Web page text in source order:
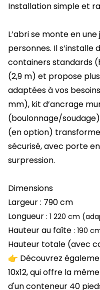
Installation simple et
L’abri se monte en
personnes. Il
containers standards
(2,9 m) et propose
adaptées à vos
mm), kit d’ancrage
(boulonnage/
(en option)
sécurisé, avec porte
surpression.
Dimensions
Largeur: 790 cm
Longueur : 1 220 cm
Hauteur au faîte : 190
Hauteur totale (avec
👉 Découvrez
10x12, qui offre la
d'un conteneur 40